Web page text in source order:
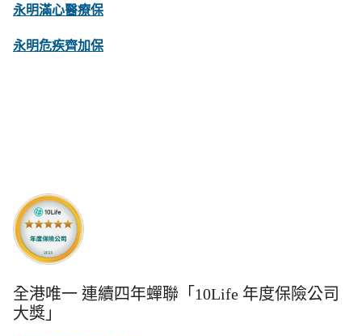
永明滿心醫療保
永明危疾齊加保
全港唯一 連續四年蟬聯「10Life 年度保險公司
大獎」